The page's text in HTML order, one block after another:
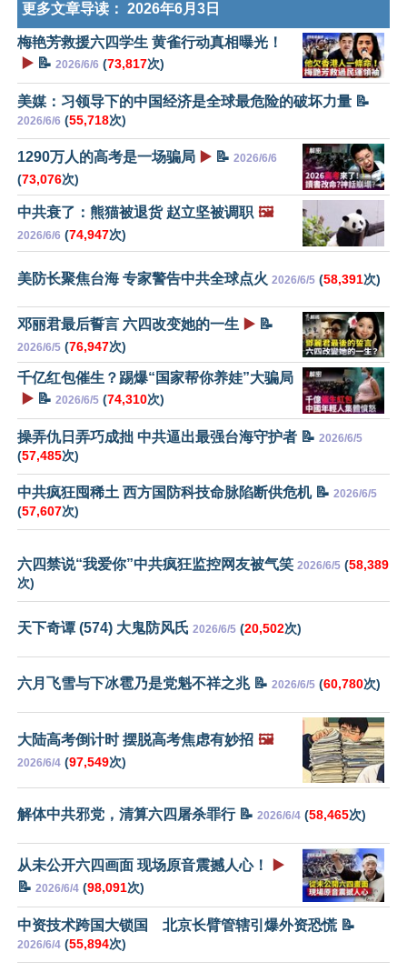
更多文章导读： 2026年6月3日
梅艳芳救援六四学生 黄雀行动真相曝光！
▶️ 📝 2026/6/6 (73,817次)
美媒：习领导下的中国经济是全球最危险的破坏力量 📝
2026/6/6 (55,718次)
1290万人的高考是一场骗局 ▶️ 📝 2026/6/6
(73,076次)
中共衰了：熊猫被退货 赵立坚被调职 🖼️
2026/6/6 (74,947次)
美防长聚焦台海 专家警告中共全球点火 2026/6/5 (58,391次)
邓丽君最后誓言 六四改变她的一生 ▶️ 📝
2026/6/5 (76,947次)
千亿红包催生？踢爆“国家帮你养娃”大骗局
▶️ 📝 2026/6/5 (74,310次)
操弄仇日弄巧成拙 中共逼出最强台海守护者 📝 2026/6/5
(57,485次)
中共疯狂囤稀土 西方国防科技命脉陷断供危机 📝 2026/6/5
(57,607次)
六四禁说“我爱你”中共疯狂监控网友被气笑 2026/6/5 (58,389
次)
天下奇谭 (574) 大鬼防风氏 2026/6/5 (20,502次)
六月飞雪与下冰雹乃是党魁不祥之兆 📝 2026/6/5 (60,780次)
大陆高考倒计时 摆脱高考焦虑有妙招 🖼️
2026/6/4 (97,549次)
解体中共邪党，清算六四屠杀罪行 📝 2026/6/4 (58,465次)
从未公开六四画面 现场原音震撼人心！
▶️
📝 2026/6/4 (98,091次)
中资技术跨国大锁国 北京长臂管辖引爆外资恐慌 📝
2026/6/4 (55,894次)